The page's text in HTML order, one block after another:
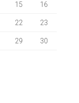
15 16
22 23
29 30